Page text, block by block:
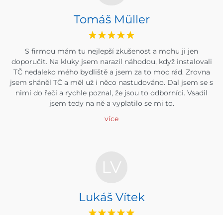
Tomáš Müller
S firmou mám tu nejlepší zkušenost a mohu ji jen
doporučit. Na kluky jsem narazil náhodou, když instalovali
TČ nedaleko mého bydliště a jsem za to moc rád. Zrovna
jsem sháněl TČ a měl už i něco nastudováno. Dal jsem se s
nimi do řeči a rychle poznal, že jsou to odborníci. Vsadil
jsem tedy na ně a vyplatilo se mi to.
více
LV
Lukáš Vítek